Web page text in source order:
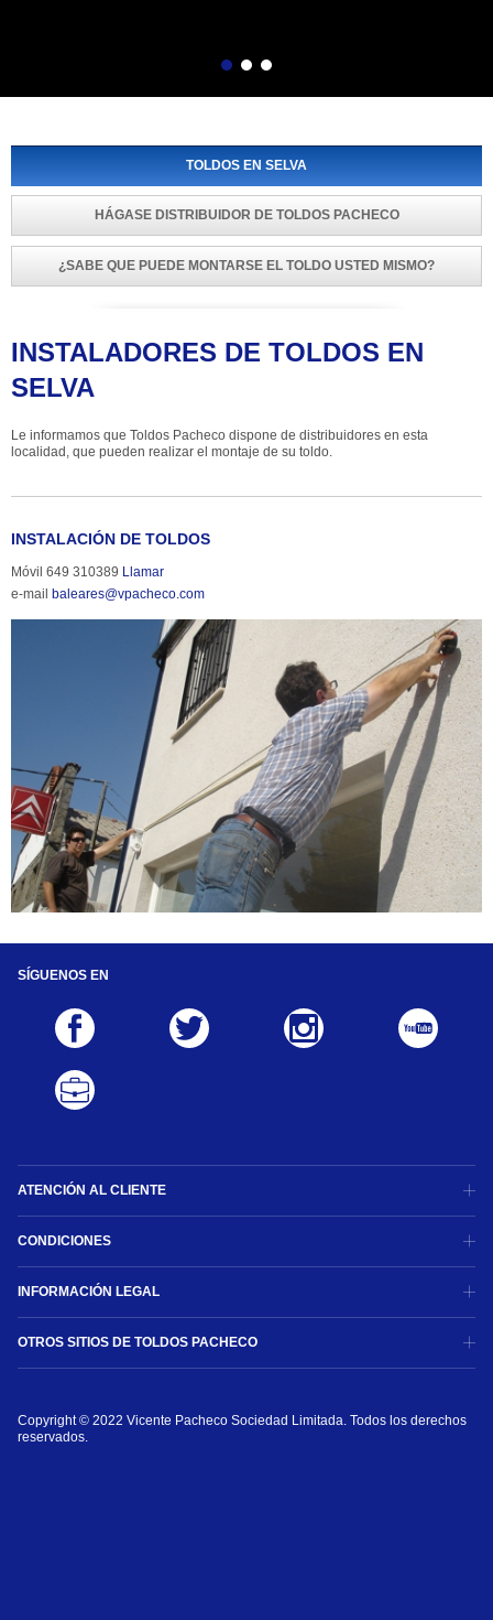
Siguiente
TOLDOS EN SELVA
HÁGASE DISTRIBUIDOR DE TOLDOS PACHECO
¿SABE QUE PUEDE MONTARSE EL TOLDO USTED MISMO?
INSTALADORES DE TOLDOS EN
SELVA
Le informamos que Toldos Pacheco dispone de distribuidores en esta
localidad, que pueden realizar el montaje de su toldo.
INSTALACIÓN DE TOLDOS
Móvil 649 310389 Llamar
e-mail baleares@vpacheco.com
SÍGUENOS EN
ATENCIÓN AL CLIENTE
CONDICIONES
INFORMACIÓN LEGAL
OTROS SITIOS DE TOLDOS PACHECO
Copyright © 2022 Vicente Pacheco Sociedad Limitada. Todos los derechos
reservados.